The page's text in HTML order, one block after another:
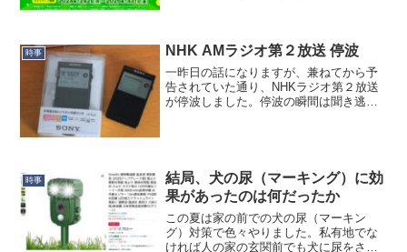
時事 NHK AMラジオ第２放送 停波
一昨日の話になりますが、兼ねてから予
告されていた通り、NHKラジオ第２放送
が停波しました。停波の瞬間は聞き逃し
時事
結局、犬の尿（マーキング）に効
果があったのは何だったか
この夏は家の前での犬の尿（マーキン
グ）対策で色々やりました。私有地でな
ければ人の家の玄関前でも犬に尿をさせ